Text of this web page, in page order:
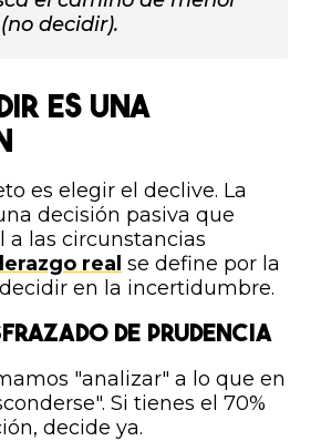
decidir).
ES UNA
es elegir el declive. La
decisión pasiva que
a las circunstancias
real se define por la
en la incertidumbre.
DE PRUDENCIA
"analizar" a lo que en
Si tienes el 70%
decide ya.